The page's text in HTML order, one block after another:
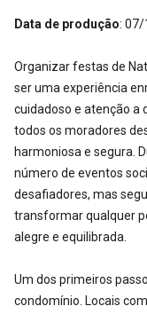
Data de produção:
Organizar festas de
ser uma experiência
cuidadoso e atenção a
todos os moradores
harmoniosa e segura.
número de eventos
desafiadores, mas
transformar qualquer
alegre e equilibrada.
Um dos primeiros
condomínio. Locais